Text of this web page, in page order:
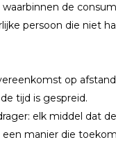
de
persoon die niet
op
tijd is gespreid.
elk middel dat
een manier die